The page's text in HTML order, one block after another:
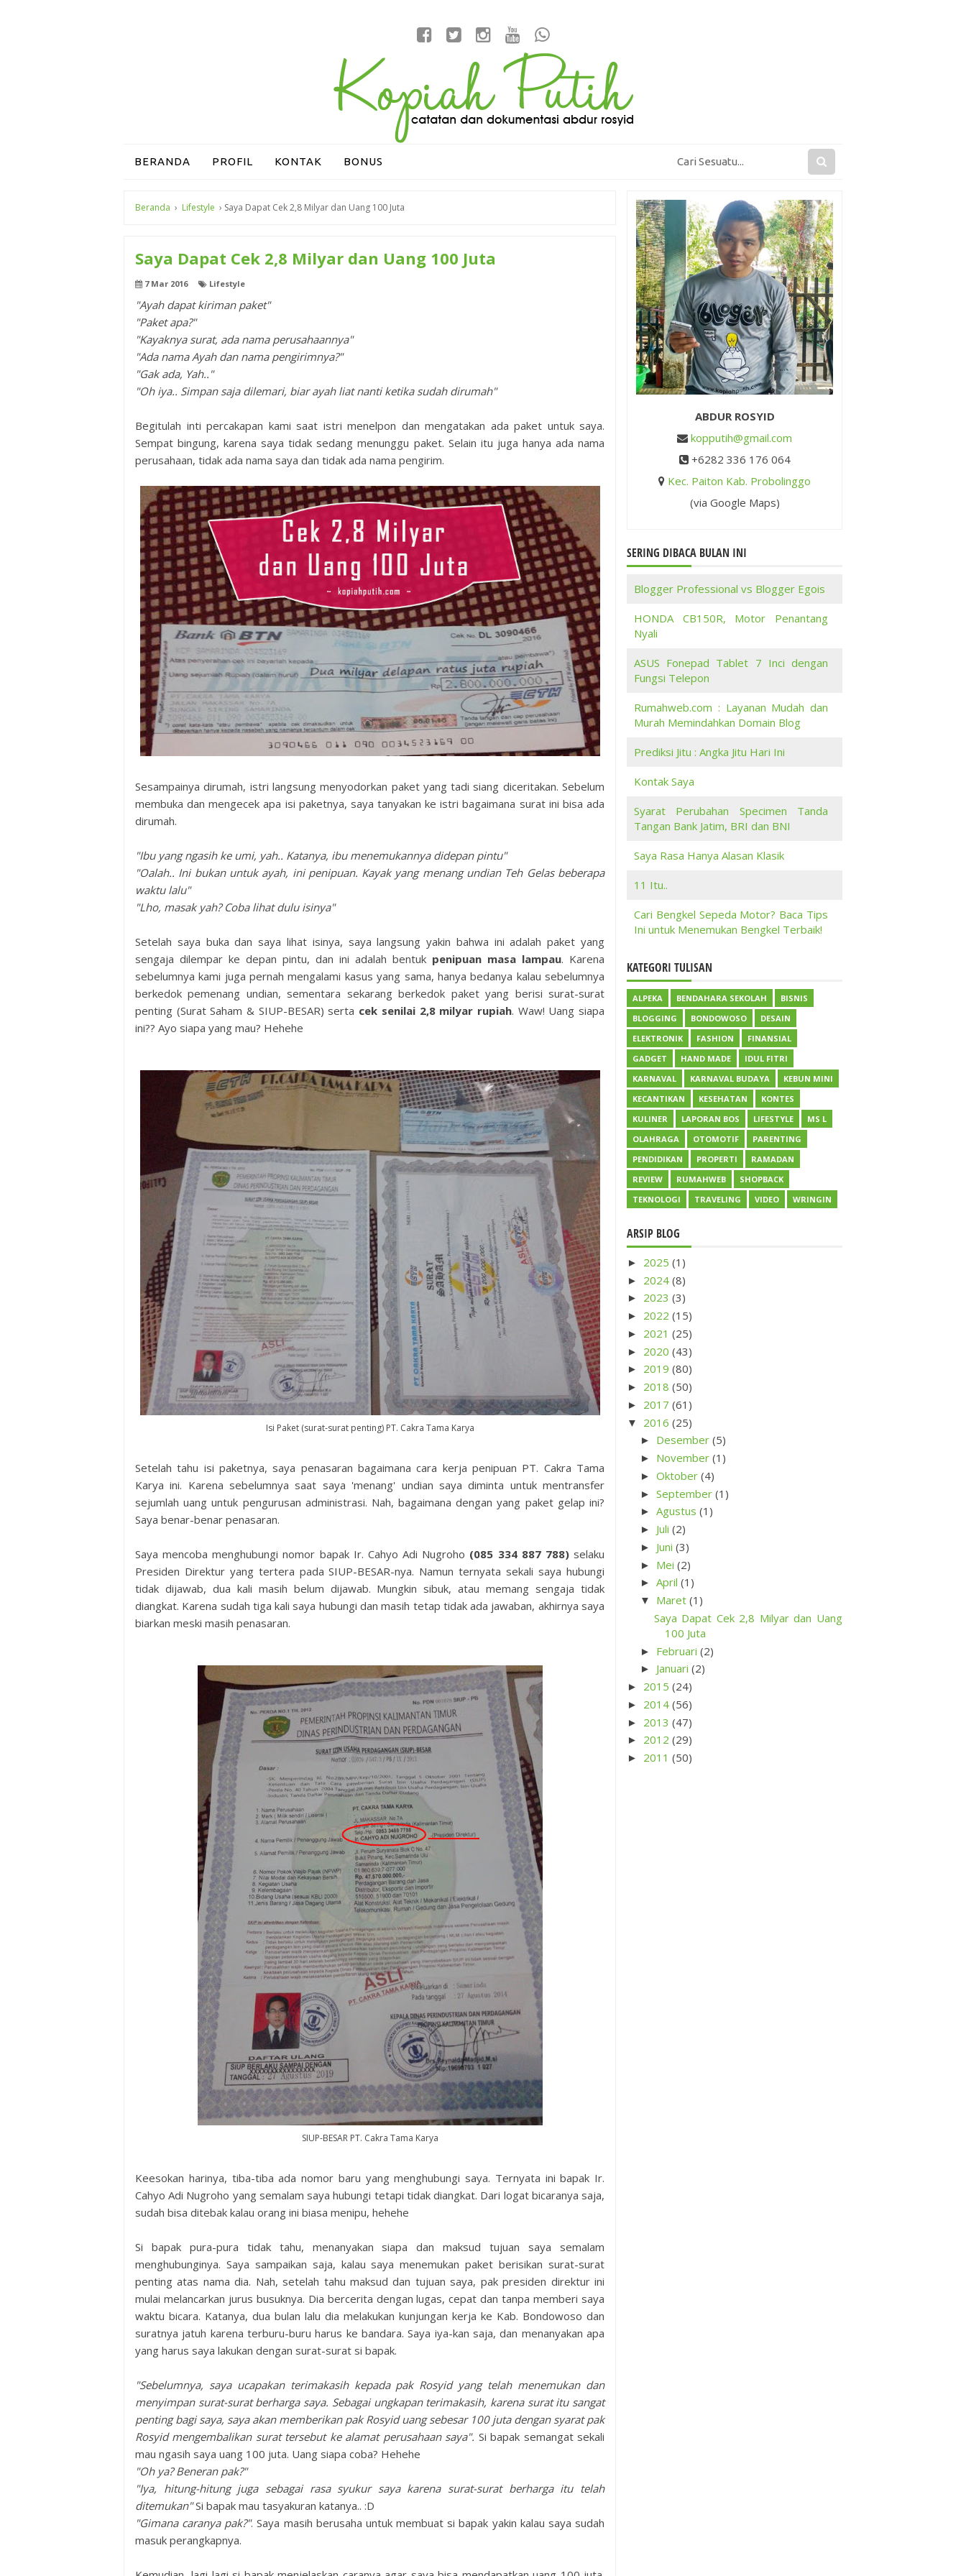
BERANDA PROFIL KONTAK BONUS
Beranda › Lifestyle › Saya Dapat Cek 2,8 Milyar dan Uang 100 Juta
Saya Dapat Cek 2,8 Milyar dan Uang 100 Juta
7 Mar 2016 Lifestyle
"Ayah dapat kiriman paket"
"Paket apa?"
"Kayaknya surat, ada nama perusahaannya"
"Ada nama Ayah dan nama pengirimnya?"
"Gak ada, Yah.."
"Oh iya.. Simpan saja dilemari, biar ayah liat nanti ketika sudah dirumah"
Begitulah inti percakapan kami saat istri menelpon dan mengatakan ada paket untuk saya.
Sempat bingung, karena saya tidak sedang menunggu paket. Selain itu juga hanya ada nama
perusahaan, tidak ada nama saya dan tidak ada nama pengirim.
Sesampainya dirumah, istri langsung menyodorkan paket yang tadi siang diceritakan. Sebelum
membuka dan mengecek apa isi paketnya, saya tanyakan ke istri bagaimana surat ini bisa ada
dirumah.
"Ibu yang ngasih ke umi, yah.. Katanya, ibu menemukannya didepan pintu"
"Oalah.. Ini bukan untuk ayah, ini penipuan. Kayak yang menang undian Teh Gelas beberapa
waktu lalu"
"Lho, masak yah? Coba lihat dulu isinya"
Setelah saya buka dan saya lihat isinya, saya langsung yakin bahwa ini adalah paket yang
sengaja dilempar ke depan pintu, dan ini adalah bentuk penipuan masa lampau. Karena
sebelumnya kami juga pernah mengalami kasus yang sama, hanya bedanya kalau sebelumnya
berkedok pemenang undian, sementara sekarang berkedok paket yang berisi surat-surat
penting (Surat Saham & SIUP-BESAR) serta cek senilai 2,8 milyar rupiah. Waw! Uang siapa
ini?? Ayo siapa yang mau? Hehehe
Isi Paket (surat-surat penting) PT. Cakra Tama Karya
Setelah tahu isi paketnya, saya penasaran bagaimana cara kerja penipuan PT. Cakra Tama
Karya ini. Karena sebelumnya saat saya 'menang' undian saya diminta untuk mentransfer
sejumlah uang untuk pengurusan administrasi. Nah, bagaimana dengan yang paket gelap ini?
Saya benar-benar penasaran.
Saya mencoba menghubungi nomor bapak Ir. Cahyo Adi Nugroho (085 334 887 788)selaku
Presiden Direktur yang tertera pada SIUP-BESAR-nya. Namun ternyata sekali saya hubungi
tidak dijawab, dua kali masih belum dijawab. Mungkin sibuk, atau memang sengaja tidak
diangkat. Karena sudah tiga kali saya hubungi dan masih tetap tidak ada jawaban, akhirnya saya
biarkan meski masih penasaran.
SIUP-BESAR PT. Cakra Tama Karya
Keesokan harinya, tiba-tiba ada nomor baru yang menghubungi saya. Ternyata ini bapak Ir.
Cahyo Adi Nugroho yang semalam saya hubungi tetapi tidak diangkat. Dari logat bicaranya saja,
sudah bisa ditebak kalau orang ini biasa menipu, hehehe
Si bapak pura-pura tidak tahu, menanyakan siapa dan maksud tujuan saya semalam
menghubunginya. Saya sampaikan saja, kalau saya menemukan paket berisikan surat-surat
penting atas nama dia. Nah, setelah tahu maksud dan tujuan saya, pak presiden direktur ini
mulai melancarkan jurus busuknya. Dia bercerita dengan lugas, cepat dan tanpa memberi saya
waktu bicara. Katanya, dua bulan lalu dia melakukan kunjungan kerja ke Kab. Bondowoso dan
suratnya jatuh karena terburu-buru harus ke bandara. Saya iya-kan saja, dan menanyakan apa
yang harus saya lakukan dengan surat-surat si bapak.
"Sebelumnya, saya ucapakan terimakasih kepada pak Rosyid yang telah menemukan dan
menyimpan surat-surat berharga saya. Sebagai ungkapan terimakasih, karena surat itu sangat
penting bagi saya, saya akan memberikan pak Rosyid uang sebesar 100 juta dengan syarat pak
Rosyid mengembalikan surat tersebut ke alamat perusahaan saya". Si bapak semangat sekali
mau ngasih saya uang 100 juta. Uang siapa coba? Hehehe
"Oh ya? Beneran pak?"
"Iya, hitung-hitung juga sebagai rasa syukur saya karena surat-surat berharga itu telah
ditemukan"Si bapak mau tasyakuran katanya.. :D
"Gimana caranya pak?". Saya masih berusaha untuk membuat si bapak yakin kalau saya sudah
masuk perangkapnya.
ABDUR ROSYID
kopputih@gmail.com
+6282 336 176 064
Kec. Paiton Kab. Probolinggo
(via Google Maps)
SERING DIBACA BULAN INI
Blogger Professional vs Blogger Egois
HONDA CB150R, Motor Penantang
Nyali
ASUS Fonepad Tablet 7 Inci dengan
Fungsi Telepon
Rumahweb.com : Layanan Mudah dan
Murah Memindahkan Domain Blog
Prediksi Jitu : Angka Jitu Hari Ini
Kontak Saya
Syarat Perubahan Specimen Tanda
Tangan Bank Jatim, BRI dan BNI
Saya Rasa Hanya Alasan Klasik
11 Itu..
Cari Bengkel Sepeda Motor? Baca Tips
Ini untuk Menemukan Bengkel Terbaik!
KATEGORI TULISAN
ALPEKA BENDAHARA SEKOLAH
BISNIS
BLOGGING
BONDOWOSO
DESAIN
ELEKTRONIK
FASHION
FINANSIAL
GADGET
HAND MADE
IDUL FITRI
KARNAVAL
KARNAVAL BUDAYA
KEBUN MINI
KECANTIKAN
KESEHATAN
KONTES
KULINER
LAPORAN BOS LIFESTYLE
MS L
OLAHRAGA
OTOMOTIF
PARENTING
PENDIDIKAN
PROPERTI
RAMADAN
REVIEW
RUMAHWEB
SHOPBACK
TEKNOLOGI
TRAVELING VIDEO WRINGIN
ARSIP BLOG
► 2025 (1)
► 2024 (8)
► 2023 (3)
► 2022 (15)
► 2021 (25)
► 2020 (43)
► 2019 (80)
► 2018 (50)
► 2017 (61)
▼ 2016 (25)
► Desember (5)
► November (1)
► Oktober (4)
► September (1)
► Agustus (1)
► Juli (2)
► Juni (3)
► Mei (2)
► April (1)
▼ Maret (1)
Saya Dapat Cek 2,8 Milyar dan Uang
100 Juta
► Februari (2)
► Januari (2)
► 2015 (24)
► 2014 (56)
► 2013 (47)
► 2012 (29)
► 2011 (50)